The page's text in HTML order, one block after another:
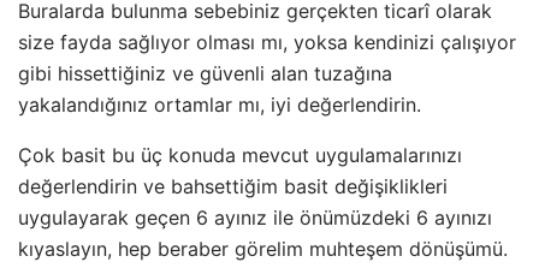
Buralarda bulunma sebebiniz gerçekten ticarî olarak
size fayda sağlıyor olması mı, yoksa kendinizi çalışıyor
gibi hissettiğiniz ve güvenli alan tuzağına
yakalandığınız ortamlar mı, iyi değerlendirin.
Çok basit bu üç konuda mevcut uygulamalarınızı
değerlendirin ve bahsettiğim basit değişiklikleri
uygulayarak geçen 6 ayınız ile önümüzdeki 6 ayınızı
kıyaslayın, hep beraber görelim muhteşem dönüşümü.